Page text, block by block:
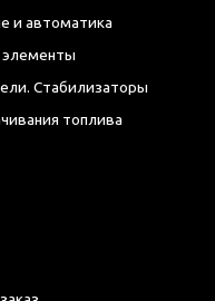
и автоматика
Стабилизаторы
топлива